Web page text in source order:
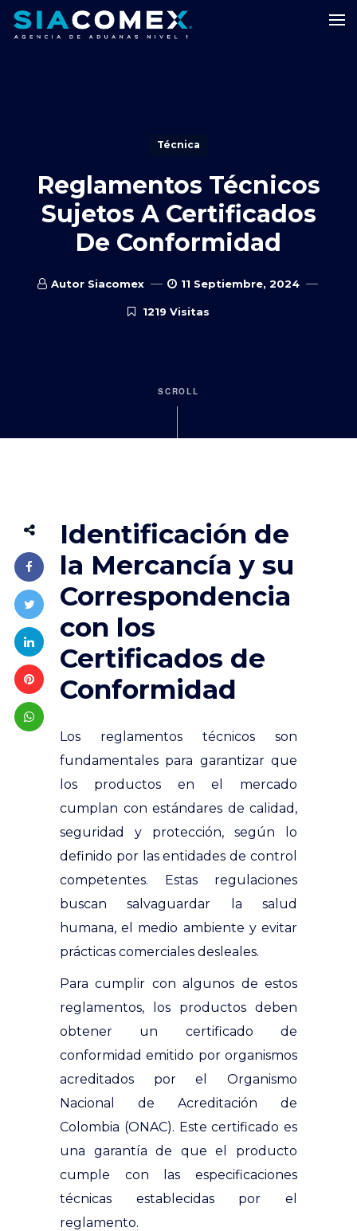
Técnica
Reglamentos Técnicos
Sujetos A Certificados
De Conformidad
Autor Siacomex 11 Septiembre, 2024
1219 Visitas
SCROLL
Identificación de
la Mercancía y su
Correspondencia
con los
Certificados de
Conformidad
Los reglamentos técnicos son
fundamentales para garantizar que
los productos en el mercado
cumplan con estándares de calidad,
seguridad y protección, según lo
definido por las entidades de control
competentes. Estas regulaciones
buscan salvaguardar la salud
humana, el medio ambiente y evitar
prácticas comerciales desleales.
Para cumplir con algunos de estos
reglamentos, los productos deben
obtener un certificado de
conformidad emitido por organismos
acreditados por el Organismo
Nacional de Acreditación de
Colombia (ONAC). Este certificado es
una garantía de que el producto
cumple con las especificaciones
técnicas establecidas por el
reglamento.